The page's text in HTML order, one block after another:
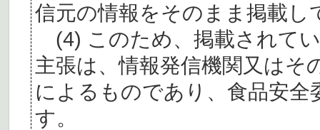
信元の情報をそのまま掲載し
(4) このため、掲載されて
主張は、情報発信機関又はそ
によるものであり、食品安
す。